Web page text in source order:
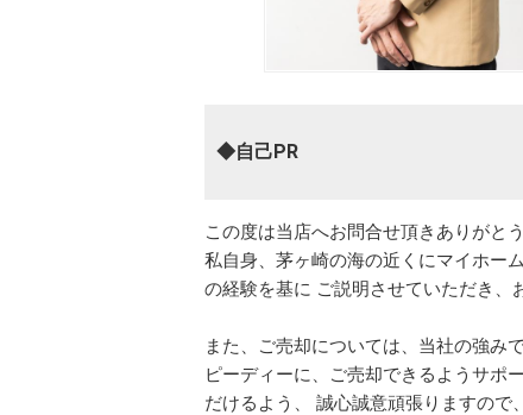
◆自己PR
この度は当店へお問合せ頂きありがと
私自身、茅ヶ崎の海の近くにマイホー
の経験を基に ご説明させていただき、
また、ご売却については、当社の強み
ピーディーに、ご売却できるようサポ
だけるよう、 誠心誠意頑張りますので